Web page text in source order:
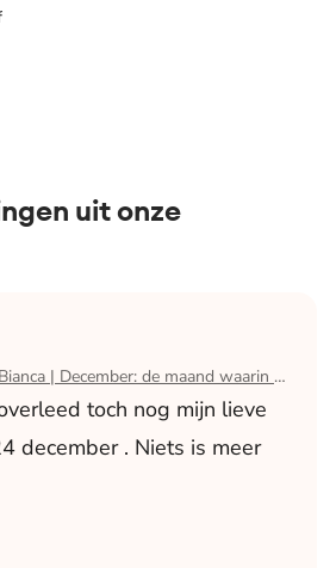
uit onze
Blog Bianca | December: de maand waarin ik mijn man verloor
toch nog mijn lieve
december . Niets is meer
Bianca | December: de maand